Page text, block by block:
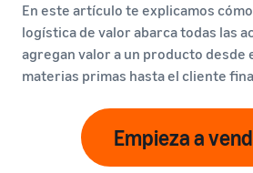
En este artículo te explicamos
logística de valor abarca todas las
agregan valor a un producto desde
materias primas hasta el cliente
Empieza a